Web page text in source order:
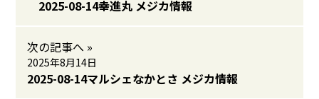
2025-08-14幸進丸 メジカ情報
次の記事へ »
2025年8月14日
2025-08-14マルシェなかとさ メジカ情報